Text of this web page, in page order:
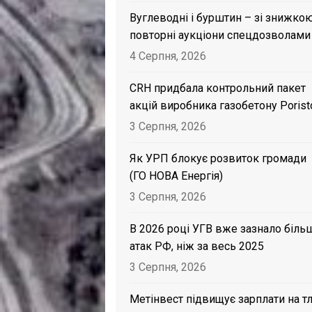
Вуглеводні і бурштин – зі
повторні аукціони спецдозволами
4 Серпня, 2026
CRH придбала контрольний пакет
акцій виробника газобетону
3 Серпня, 2026
Як УРП блокує розвиток громади
(ГО НОВА Енергія)
3 Серпня, 2026
В 2026 році УГВ вже зазнало
атак РФ, ніж за весь 2025
3 Серпня, 2026
Метінвест підвищує зарплати на